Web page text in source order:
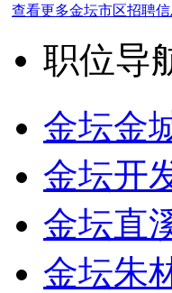
查看更多金坛市区招聘信
职位导
金坛金
金坛开
金坛直
金坛朱